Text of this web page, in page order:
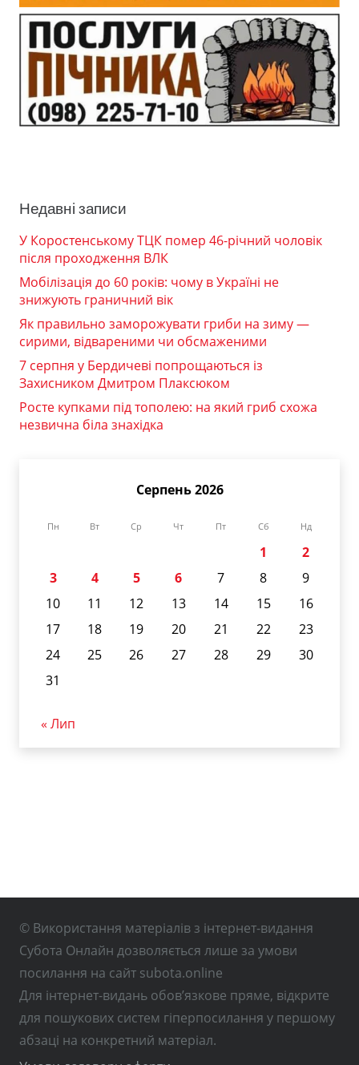
Недавні записи
У Коростенському ТЦК помер 46-річний чоловік
після проходження ВЛК
Мобілізація до 60 років: чому в Україні не
знижують граничний вік
Як правильно заморожувати гриби на зиму —
сирими, відвареними чи обсмаженими
7 серпня у Бердичеві попрощаються із
Захисником Дмитром Плаксюком
Росте купками під тополею: на який гриб схожа
незвична біла знахідка
Серпень 2026
Пн Вт Ср Чт Пт Сб Нд
1
2
3
4 5 6 7 8
9
10
11 12 13 14 15
16
17
18 19 20 21 22
23
24
25 26 27 28 29
30
31
« Лип
© Використання матеріалів з інтернет-видання
Субота Онлайн дозволяється лише за умови
посилання на сайт subota.online
Для інтернет-видань обов’язкове пряме, відкрите
для пошукових систем гіперпосилання у першому
абзаці на конкретний матеріал.